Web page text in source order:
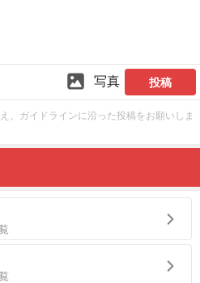
写真 投稿
、ガイドラインに沿った投稿をお願いしま